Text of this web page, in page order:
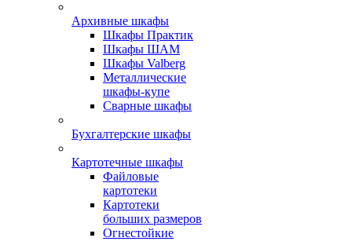
Архивные шкафы
Шкафы Практик
Шкафы ШАМ
Шкафы Valberg
Металлические
шкафы-купе
Сварные шкафы
Бухгалтерские шкафы
Картотечные шкафы
Файловые
картотеки
Картотеки
больших размеров
Огнестойкие